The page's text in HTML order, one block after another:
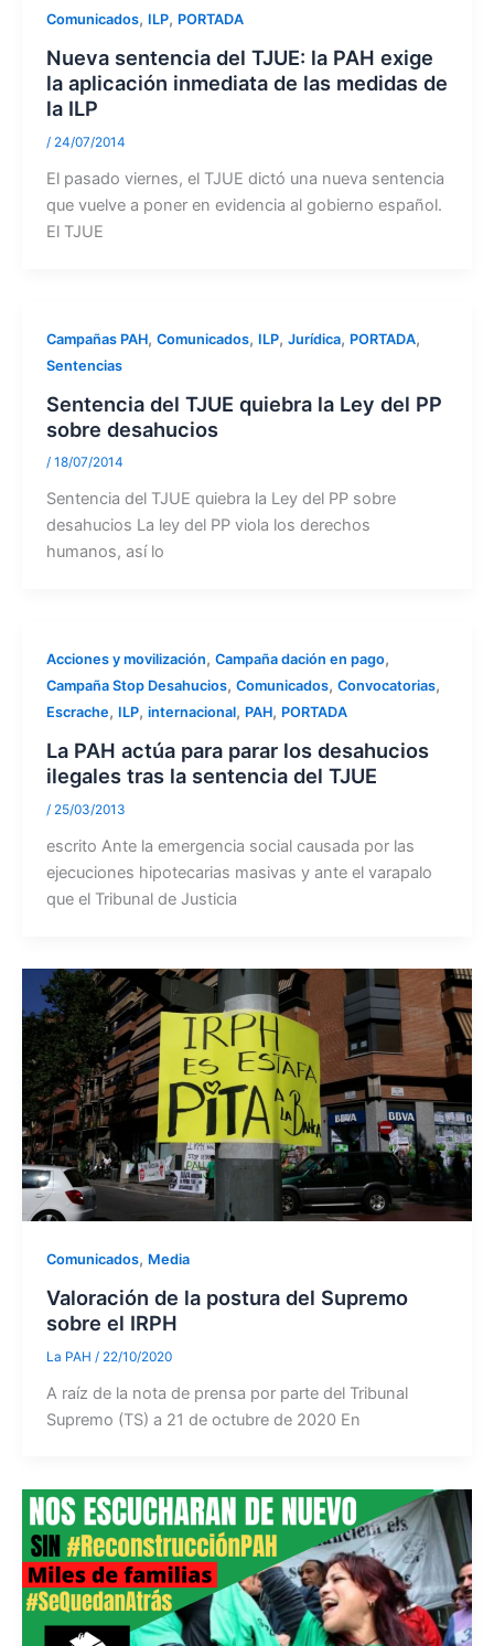
Comunicados, ILP, PORTADA
Nueva sentencia del TJUE: la PAH exige
la aplicación inmediata de las medidas de
la ILP
/ 24/07/2014
El pasado viernes, el TJUE dictó una nueva sentencia
que vuelve a poner en evidencia al gobierno español.
El TJUE
Campañas PAH, Comunicados, ILP, Jurídica, PORTADA,
Sentencias
Sentencia del TJUE quiebra la Ley del PP
sobre desahucios
/ 18/07/2014
Sentencia del TJUE quiebra la Ley del PP sobre
desahucios La ley del PP viola los derechos
humanos, así lo
Acciones y movilización, Campaña dación en pago,
Campaña Stop Desahucios, Comunicados, Convocatorias,
Escrache, ILP, internacional, PAH, PORTADA
La PAH actúa para parar los desahucios
ilegales tras la sentencia del TJUE
/ 25/03/2013
escrito Ante la emergencia social causada por las
ejecuciones hipotecarias masivas y ante el varapalo
que el Tribunal de Justicia
Comunicados, Media
Valoración de la postura del Supremo
sobre el IRPH
La PAH / 22/10/2020
A raíz de la nota de prensa por parte del Tribunal
Supremo (TS) a 21 de octubre de 2020 En